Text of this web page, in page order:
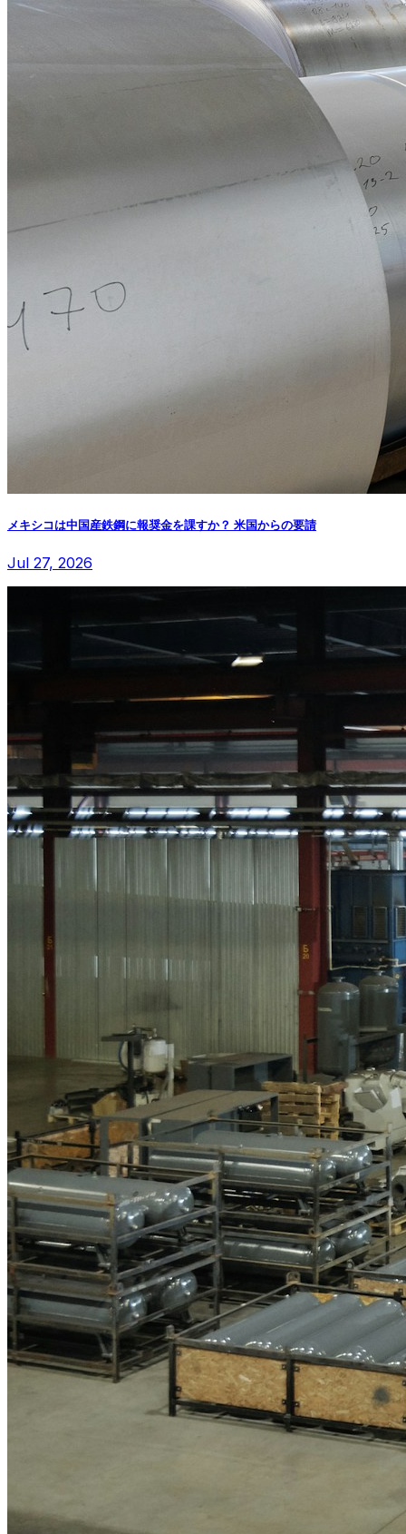
メキシコは中国産鉄鋼に報奨金を課すか？ 米国からの要請
Jul 27, 2026